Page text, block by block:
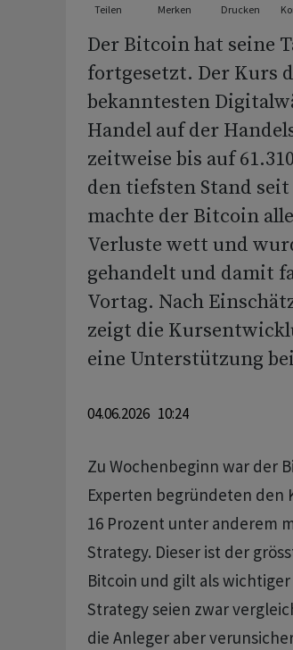
Teilen Merken Drucken
Der Bitcoin hat seine
fortgesetzt. Der Kurs
bekanntesten
Handel auf der
zeitweise bis auf
den tiefsten Stand
machte der Bitcoin
Verluste wett und
gehandelt und damit
Vortag. Nach
zeigt die
eine Unterstützung
04.06.2026 10:24
Zu Wochenbeginn war der
Experten begründeten den
16 Prozent unter anderem
Strategy. Dieser ist der
Bitcoin und gilt als
Strategy seien zwar
die Anleger aber